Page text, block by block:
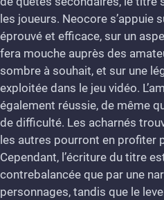
les joueurs. Neocore s’appuie
éprouvé et efficace, sur un
fera mouche auprès des
sombre à souhait, et sur une
exploitée dans le jeu vidéo.
également réussie, de même
de difficulté. Les acharnés
les autres pourront en profiter
Cependant, l’écriture du titre
contrebalancée que par une
personnages, tandis que le